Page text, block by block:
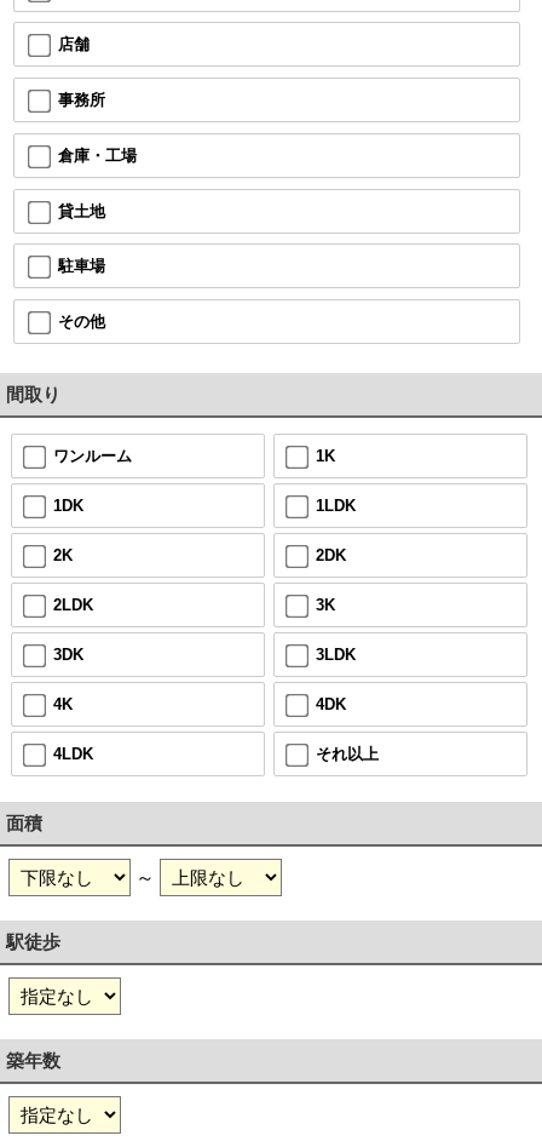
店舗
事務所
倉庫・工場
貸土地
駐車場
その他
間取り
ワンルーム 1K
1DK 1LDK
2K 2DK
2LDK 3K
3DK 3LDK
4K 4DK
4LDK それ以上
面積
～
駅徒歩
築年数